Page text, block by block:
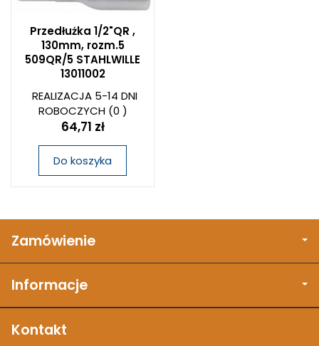
Przedłużka 1/2"QR ,
130mm, rozm.5
509QR/5 STAHLWILLE
13011002
REALIZACJA 5-14 DNI
ROBOCZYCH(0 )
64,71 zł
Do koszyka
Zamówienie
Informacje
Kontakt